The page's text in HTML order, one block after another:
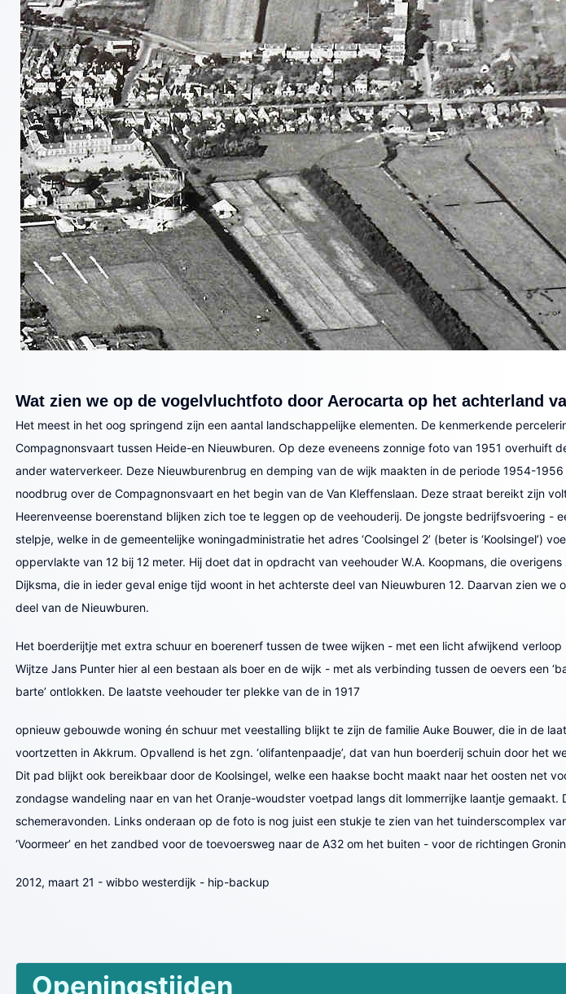
Wat zien we op de vogelvluchtfoto door Aerocarta op het achterland
Het meest in het oog springend zijn een aantal landschappelijke elementen. De kenmerkende
Compagnonsvaart tussen Heide-en Nieuwburen. Op deze eveneens zonnige foto van 1951
ander waterverkeer. Deze Nieuwburenbrug en demping van de wijk maakten in de periode 1954-
noodbrug over de Compagnonsvaart en het begin van de Van Kleffenslaan. Deze straat bereikt zijn
Heerenveense boerenstand blijken zich toe te leggen op de veehouderij. De jongste bedrijfsvoering
stelpje, welke in de gemeentelijke woningadministratie het adres ‘Coolsingel 2’ (beter is
oppervlakte van 12 bij 12 meter. Hij doet dat in opdracht van veehouder W.A. Koopmans, die
Dijksma, die in ieder geval enige tijd woont in het achterste deel van Nieuwburen 12. Daarvan zien
deel van de Nieuwburen.
Het boerderijtje met extra schuur en boerenerf tussen de twee wijken - met een licht afwijkend
Wijtze Jans Punter hier al een bestaan als boer en de wijk - met als verbinding tussen de oevers een
barte’ ontlokken. De laatste veehouder ter plekke van de in 1917
opnieuw gebouwde woning én schuur met veestalling blijkt te zijn de familie Auke Bouwer, die in de
voortzetten in Akkrum. Opvallend is het zgn. ‘olifantenpaadje’, dat van hun boerderij schuin door
Dit pad blijkt ook bereikbaar door de Koolsingel, welke een haakse bocht maakt naar het oosten net
zondagse wandeling naar en van het Oranje-woudster voetpad langs dit lommerrijke laantje
schemeravonden. Links onderaan op de foto is nog juist een stukje te zien van het tuinderscomplex
‘Voormeer’ en het zandbed voor de toevoersweg naar de A32 om het buiten - voor de richtingen
2012, maart 21 - wibbo westerdijk - hip-backup
Openingstijden